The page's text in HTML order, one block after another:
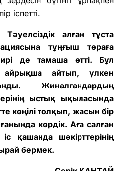
іспетті.
алған тұста
тұңғыш төраға
де тамаша өтті. Бұл
айрықша айтып, үлкен
Жиналғандардың
ыстық ықыласында
көңілі толқып, жасын бір
көрдік. Аға салған
қашанда шәкірттерінің
бермек.